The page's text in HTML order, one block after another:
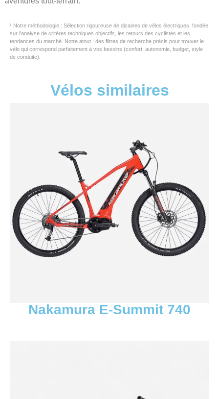
¹ Notre méthodologie : Sélection rigoureuse de dizaines de vélos électriques, fondée
sur l’analyse de critères techniques objectifs, les retours des cyclistes et les
tendances du marché. Notre atout : des filtres de recherche précis pour trouver le
vélo qui correspond parfaitement à vos besoins (confort, autonomie, budget, style
de conduite).
Vélos similaires
Nakamura E-Summit 740